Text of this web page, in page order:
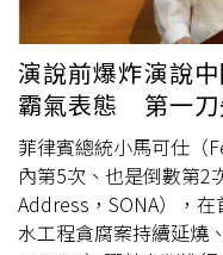
救援，供應那不勒斯阿
部分倒塌，約10萬戶家
因受損無法使用，往返
高速鐵路也出現最長6
響大量旅客行程。那不
／達志／路透社）
演說前爆炸演說
霸氣表態 第一刀
菲律賓總統小馬可仕（
內第5次、也是倒數第
Address，SONA），
水工程貪腐案持續延燒